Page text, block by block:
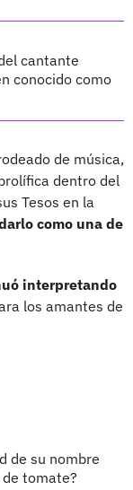
cantante
conocido como
de música,
dentro del
Tesos en la
como una de
interpretando
los amantes de
de su nombre
tomate?